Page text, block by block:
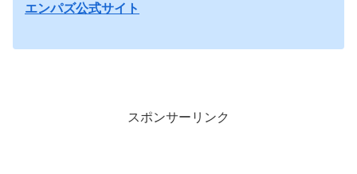
エンパズ公式サイト
スポンサーリンク